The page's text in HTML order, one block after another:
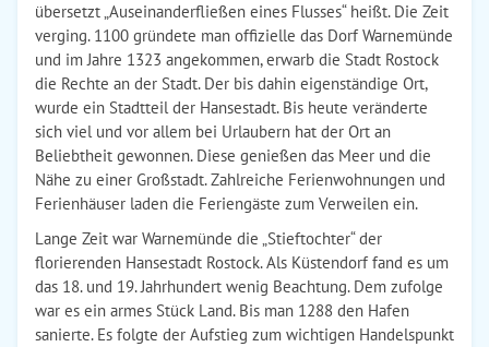
übersetzt „Auseinanderfließen eines Flusses“ heißt. Die Zeit
verging. 1100 gründete man offizielle das Dorf Warnemünde
und im Jahre 1323 angekommen, erwarb die Stadt Rostock
die Rechte an der Stadt. Der bis dahin eigenständige Ort,
wurde ein Stadtteil der Hansestadt. Bis heute veränderte
sich viel und vor allem bei Urlaubern hat der Ort an
Beliebtheit gewonnen. Diese genießen das Meer und die
Nähe zu einer Großstadt. Zahlreiche Ferienwohnungen und
Ferienhäuser laden die Feriengäste zum Verweilen ein.
Lange Zeit war Warnemünde die „Stieftochter“ der
florierenden Hansestadt Rostock. Als Küstendorf fand es um
das 18. und 19. Jahrhundert wenig Beachtung. Dem zufolge
war es ein armes Stück Land. Bis man 1288 den Hafen
sanierte. Es folgte der Aufstieg zum wichtigen Handelspunkt